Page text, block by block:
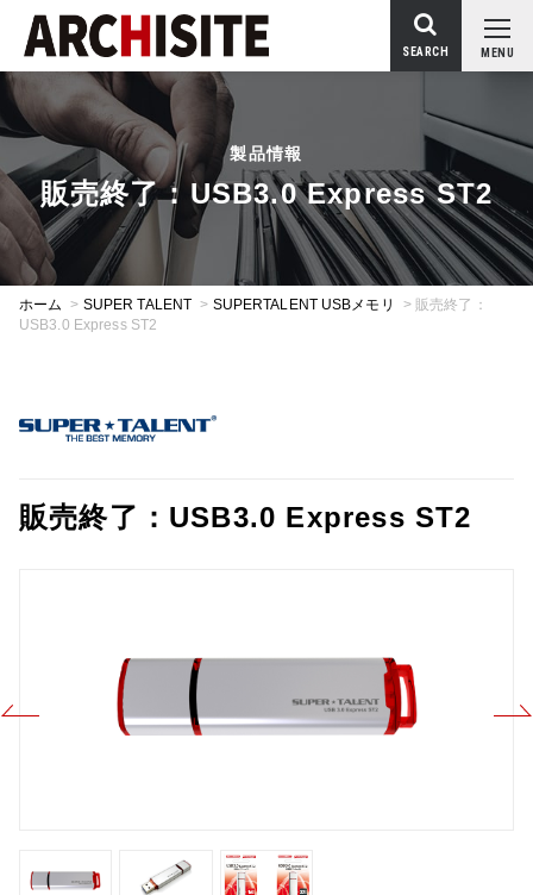
MENU
SEARCH
製品情報
販売終了：USB3.0 Express ST2
ホーム > SUPER TALENT > SUPERTALENT USBメモリ > 販売終了：
USB3.0 Express ST2
販売終了：USB3.0 Express ST2